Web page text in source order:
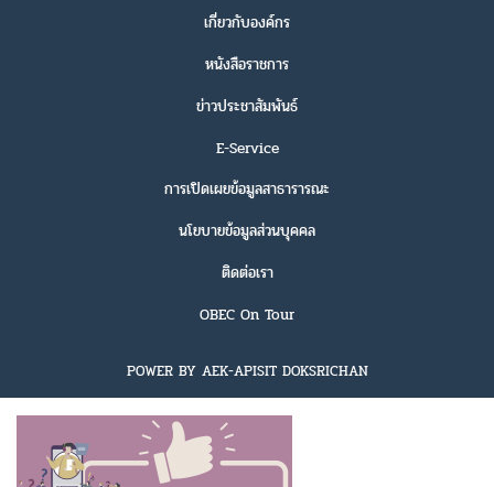
เกี่ยวกับองค์กร
หนังสือราชการ
ข่าวประชาสัมพันธ์
E-Service
การเปิดเผยข้อมูลสาธารารณะ
นโยบายข้อมูลส่วนบุคคล
ติดต่อเรา
OBEC On Tour
POWER BY AEK-APISIT DOKSRICHAN